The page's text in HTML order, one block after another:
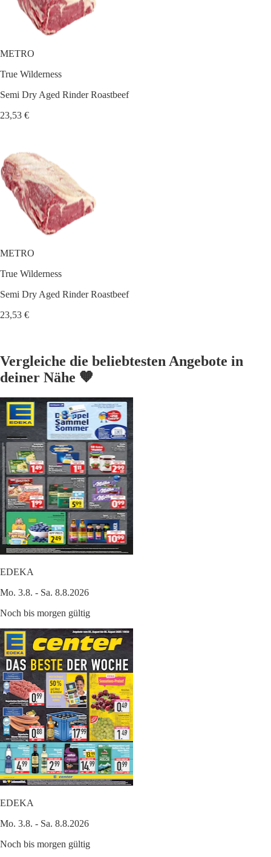
METRO
True Wilderness
Semi Dry Aged Rinder Roastbeef
23,53 €
METRO
True Wilderness
Semi Dry Aged Rinder Roastbeef
23,53 €
Vergleiche die beliebtesten Angebote in
deiner Nähe 🧡
EDEKA
Mo. 3.8. - Sa. 8.8.2026
Noch bis morgen gültig
EDEKA
Mo. 3.8. - Sa. 8.8.2026
Noch bis morgen gültig